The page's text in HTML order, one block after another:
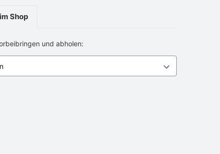
Shop
und abholen: